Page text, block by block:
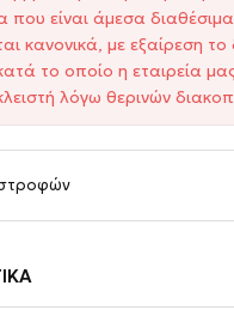
που είναι άμεσα
κανονικά, με εξαίρεση
το οποίο η εταιρεία
λόγω θερινών